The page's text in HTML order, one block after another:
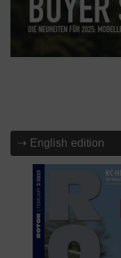
⇢ English edition